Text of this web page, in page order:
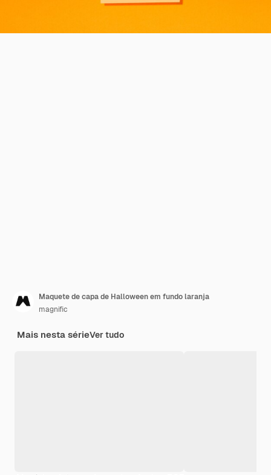
Maquete de capa de Halloween em fundo laranja
magnific
Mais nesta sérieVer tudo